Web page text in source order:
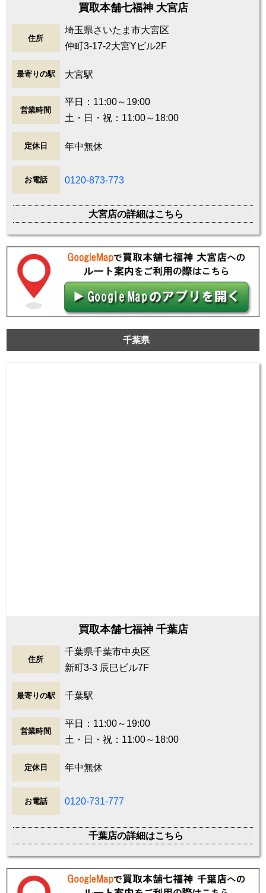
買取本舗七福神 大宮店
住所
埼玉県さいたま市大宮区
仲町3-17-2大宮Yビル2F
最寄りの駅 大宮駅
営業時間
平日：11:00～19:00
土・日・祝：11:00～18:00
定休日 年中無休
お電話 0120-873-773
大宮店の詳細はこちら
千葉県
買取本舗七福神 千葉店
住所
千葉県千葉市中央区
新町3-3 辰巳ビル7F
最寄りの駅 千葉駅
営業時間
平日：11:00～19:00
土・日・祝：11:00～18:00
定休日 年中無休
お電話 0120-731-777
千葉店の詳細はこちら